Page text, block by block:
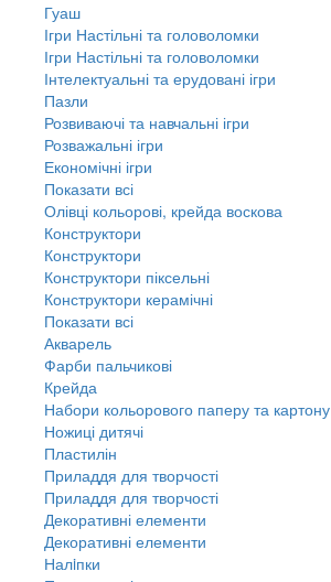
Гуаш
Ігри Настільні та головоломки
Ігри Настільні та головоломки
Інтелектуальні та ерудовані ігри
Пазли
Розвиваючі та навчальні ігри
Розважальні ігри
Економічні ігри
Показати всі
Олівці кольорові, крейда воскова
Конструктори
Конструктори
Конструктори піксельні
Конструктори керамічні
Показати всі
Акварель
Фарби пальчикові
Крейда
Набори кольорового паперу та картону
Ножиці дитячі
Пластилін
Приладдя для творчості
Приладдя для творчості
Декоративні елементи
Декоративні елементи
Налiпки